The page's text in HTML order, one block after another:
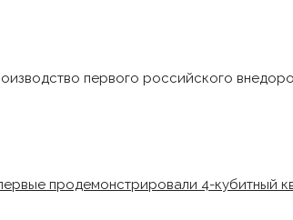
первого российского